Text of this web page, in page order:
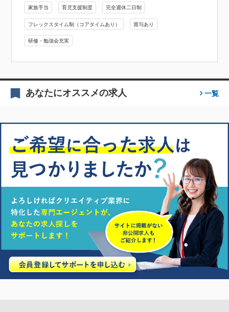
家族手当 育児支援制度 完全週休二日制
フレックスタイム制（コアタイムあり） 賞与あり
研修・勉強会充実
あなたにオススメの求人 一覧